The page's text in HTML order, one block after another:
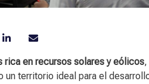
rica en recursos solares y eólicos
un territorio ideal para el